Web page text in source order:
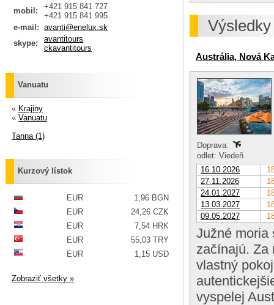
Austrália, Nová
Doprava:
odlet: Viedeň
16.10.2026
27.11.2026
24.01.2027
13.03.2027
09.05.2027
Južné moria
začínajú. Za
vlastný
vyspelej
mobil:
+421 915 841 727
+421 915 841 995
e-mail: avanti@enelux.sk
skype:
avantitours
ckavantitours
Vanuatu
« Krajiny
« Vanuatu
Tanna (1)
Kurzový lístok
EUR
1,96 BGN
EUR
24,26 CZK
EUR
7,54 HRK
EUR
55,03 TRY
EUR
1,15 USD
Zobraziť všetky »